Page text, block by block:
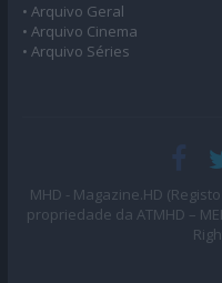
• Arquivo Geral
• Arquivo Cinema
• Arquivo Séries
MHD - Magazine.HD
propriedade da ATMHD –